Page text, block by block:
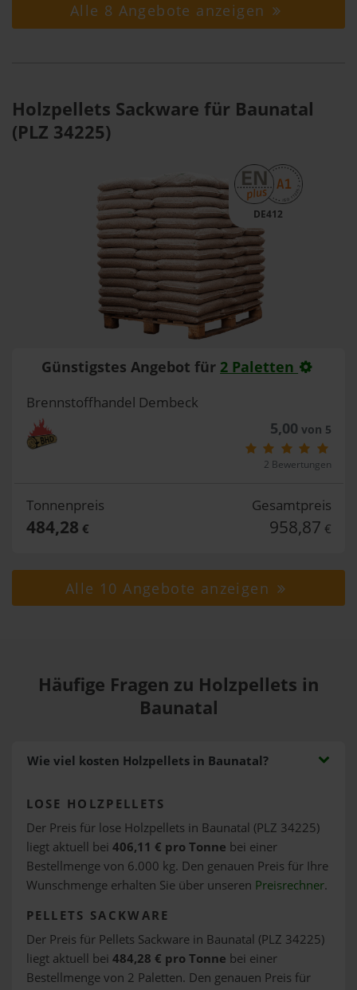
Alle 8 Angebote anzeigen
Holzpellets Sackware für Baunatal
(PLZ 34225)
DE412
Günstigstes Angebot für 2 Paletten
Brennstoffhandel Dembeck
5,00 von 5
2 Bewertungen
Tonnenpreis
484,28 €
Gesamtpreis
958,87 €
Alle 10 Angebote anzeigen
Häufige Fragen zu Holzpellets in
Baunatal
Wie viel kosten Holzpellets in Baunatal?
LOSE HOLZPELLETS
Der Preis für lose Holzpellets in Baunatal (PLZ 34225)
liegt aktuell bei 406,11 € pro Tonne bei einer
Bestellmenge von 6.000 kg. Den genauen Preis für Ihre
Wunschmenge erhalten Sie über unseren Preisrechner.
PELLETS SACKWARE
Der Preis für Pellets Sackware in Baunatal (PLZ 34225)
liegt aktuell bei 484,28 € pro Tonne bei einer
Bestellmenge von 2 Paletten. Den genauen Preis für